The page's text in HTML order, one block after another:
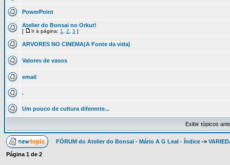
PowerPoint
Atelier do Bonsai no Orkut!
[ Ir à página: 1 2 3 ]
ARVORES NO CINEMA(A Fonte da vida)
Valores de vasos
email
.
Um pouco de cultura diferente...
Exibir tópicos
FÓRUM do Atelier do Bonsai - Mário A G Leal - Índice ->
Página 1 de 2